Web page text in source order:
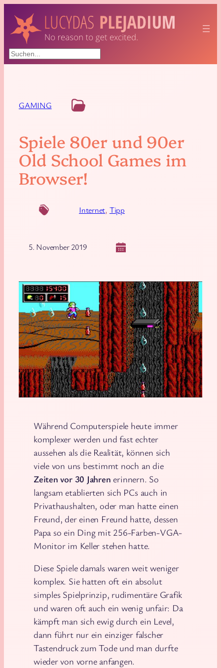
Suchen
GAMING
Spiele 80er und 90er
Old School Games im
Browser!
5. November 2019
Internet, Tipp
Während Computerspiele heute immer
komplexer werden und fast echter
aussehen als die Realität, können sich
viele von uns bestimmt noch an die
Zeiten vor 30 Jahren erinnern. So
langsam etablierten sich PCs auch in
Privathaushalten, oder man hatte einen
Freund, der einen Freund hatte, dessen
Papa so ein Ding mit 256-Farben-VGA-
Monitor im Keller stehen hatte.
Diese Spiele damals waren weit weniger
komplex. Sie hatten oft ein absolut
simples Spielprinzip, rudimentäre Grafik
und waren oft auch ein wenig unfair: Da
kämpft man sich ewig durch ein Level,
dann führt nur ein einziger falscher
Tastendruck zum Tode und man durfte
wieder von vorne anfangen.